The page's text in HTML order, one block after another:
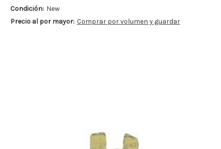
Condición: New
Precio al por mayor: Comprar por volumen y guardar